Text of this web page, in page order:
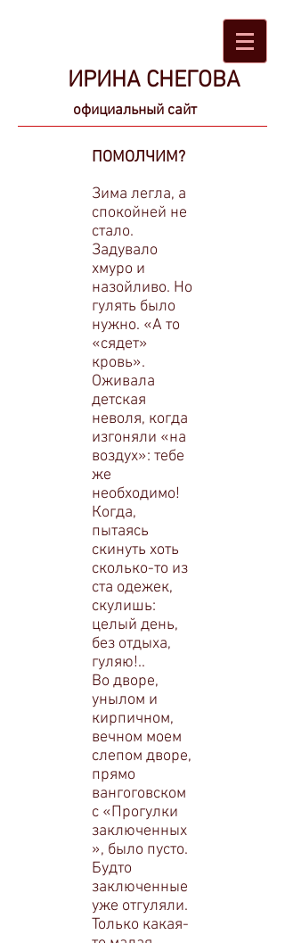
ИРИНА СНЕГОВА
официальный сайт
ПОМОЛЧИМ?
Зима легла, а
спокойней не
стало.
Задувало
хмуро и
назойливо. Но
гулять было
нужно. «А то
«сядет»
кровь».
Оживала
детская
неволя, когда
изгоняли «на
воздух»: тебе
же
необходимо!
Когда,
пытаясь
скинуть хоть
сколько-то из
ста одежек,
скулишь:
целый день,
без отдыха,
гуляю!..
Во дворе,
унылом и
кирпичном,
вечном моем
слепом дворе,
прямо
вангоговском
с «Прогулки
заключенных
», было пусто.
Будто
заключенные
уже отгуляли.
Только какая-